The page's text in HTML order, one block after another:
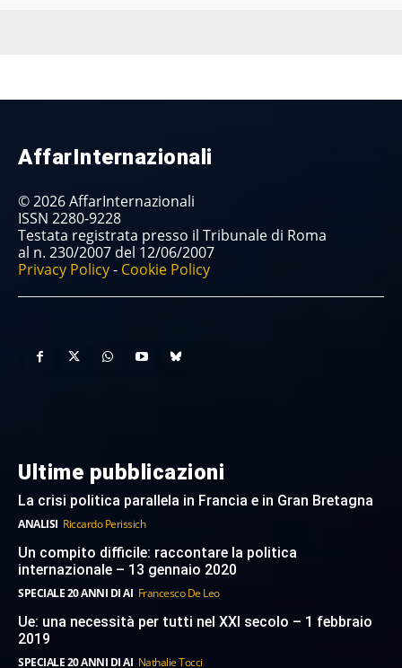
AffarInternazionali
© 2026 AffarInternazionali
ISSN 2280-9228
Testata registrata presso il Tribunale di Roma
al n. 230/2007 del 12/06/2007
Privacy Policy- Cookie Policy
Ultime pubblicazioni
La crisi politica parallela in Francia e in Gran Bretagna
ANALISI Riccardo Perissich
Un compito difficile: raccontare la politica
internazionale – 13 gennaio 2020
SPECIALE 20 ANNI DI AI Francesco De Leo
Ue: una necessità per tutti nel XXI secolo – 1 febbraio
2019
SPECIALE 20 ANNI DI AI Nathalie Tocci